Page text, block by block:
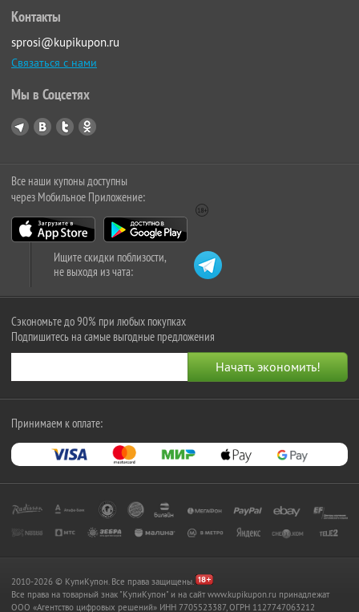
Контакты
sprosi@kupikupon.ru
Связаться с нами
Мы в Соцсетях
Все наши купоны доступны
через Мобильное Приложение:
Ищите скидки поблизости,
не выходя из чата:
Сэкономьте до 90% при любых покупках
Подпишитесь на самые выгодные предложения
Принимаем к оплате:
2010-2026 © КупиКупон. Все права защищены.
Все права на товарный знак "КупиКупон" и на сайт www.kupikupon.ru принадлежат
OOO «Агентство цифровых решений» ИНН 7705523387, ОГРН 1127747063212